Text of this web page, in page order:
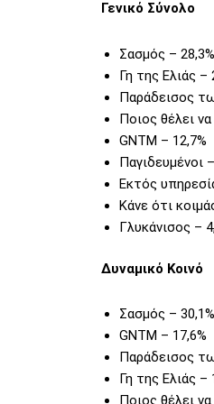
Γενικό Σύνολο
Σασμός – 28,3%
Γη της Ελιάς –
Παράδεισος
Ποιος θέλει
GNTM – 12,7%
Παγιδευμένοι
Εκτός
Κάνε ότι
Γλυκάνισος –
Δυναμικό Κοινό
Σασμός – 30,1%
GNTM – 17,6%
Παράδεισος
Γη της Ελιάς –
Ποιος θέλει